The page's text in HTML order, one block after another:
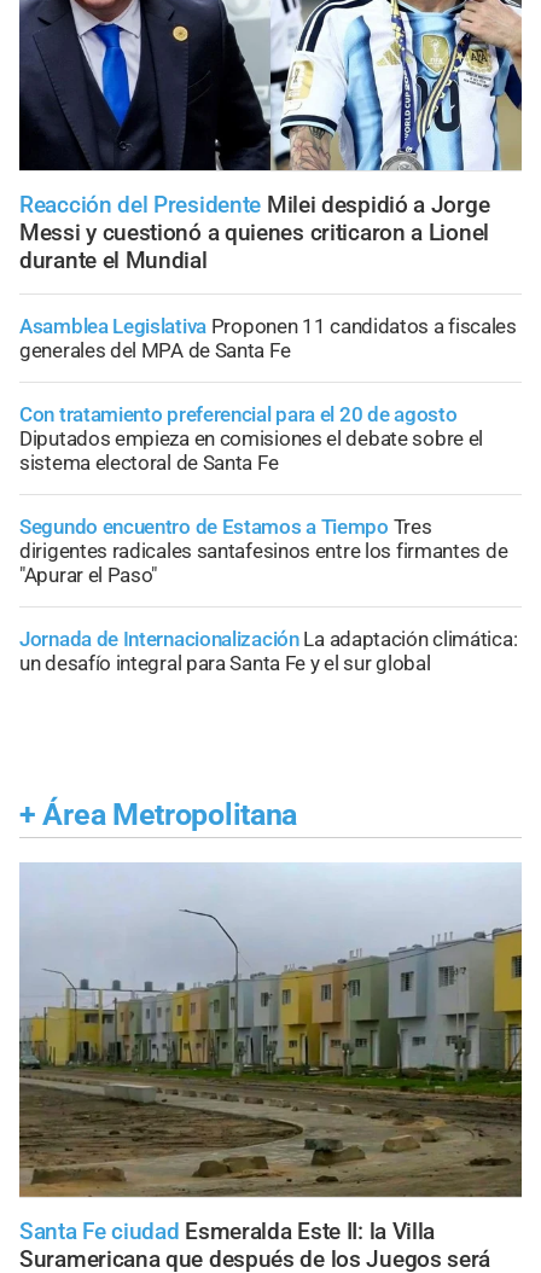
Reacción del Presidente Milei despidió a Jorge
Messi y cuestionó a quienes criticaron a Lionel
durante el Mundial
Asamblea Legislativa Proponen 11 candidatos a fiscales
generales del MPA de Santa Fe
Con tratamiento preferencial para el 20 de agosto
Diputados empieza en comisiones el debate sobre el
sistema electoral de Santa Fe
Segundo encuentro de Estamos a Tiempo Tres
dirigentes radicales santafesinos entre los firmantes de
"Apurar el Paso"
Jornada de Internacionalización La adaptación climática:
un desafío integral para Santa Fe y el sur global
+ Área Metropolitana
Santa Fe ciudad Esmeralda Este II: la Villa
Suramericana que después de los Juegos será